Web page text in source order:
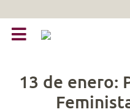
13 de enero: